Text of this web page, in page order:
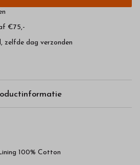
€75,-
zelfde dag verzonden
100% Cotton